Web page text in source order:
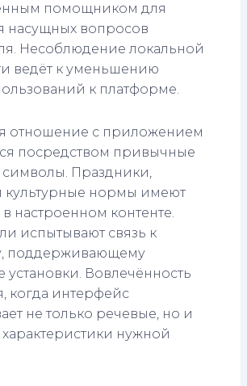
помощником для
насущных вопросов
Несоблюдение локальной
ведёт к уменьшению
к платформе.
отношение с приложением
посредством привычные
символы. Праздники,
культурные нормы имеют
настроенном контенте.
испытывают связь к
поддерживающему
установки. Вовлечённость
когда интерфейс
не только речевые, но и
нужной